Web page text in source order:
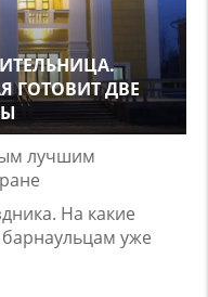
ГОТОВИТ ДВЕ
лучшим
На какие
уже